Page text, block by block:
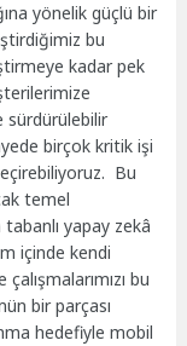
yönelik güçlü bir
bu
kadar pek
sürdürülebilir
birçok kritik işi
Bu
temel
yapay zekâ
içinde kendi
bu
bir parçası
hedefiyle mobil